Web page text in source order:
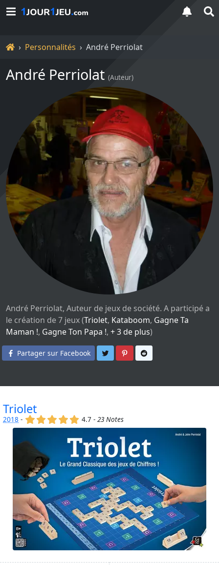
Accueil
Personnalités André Perriolat
André Perriolat (Auteur)
André Perriolat, Auteur de jeux de société. A participé a
le création de 7 jeux (Triolet, Kataboom, Gagne Ta
Maman !, Gagne Ton Papa !, + 3 de plus)
Partager sur Facebook Partager sur Twitter
Partager sur Pinterest
Triolet
2018 - (x) (x) (x) (x) (x)
4.7 -23 Notes